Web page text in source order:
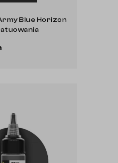
Blue Horizon
koszyka